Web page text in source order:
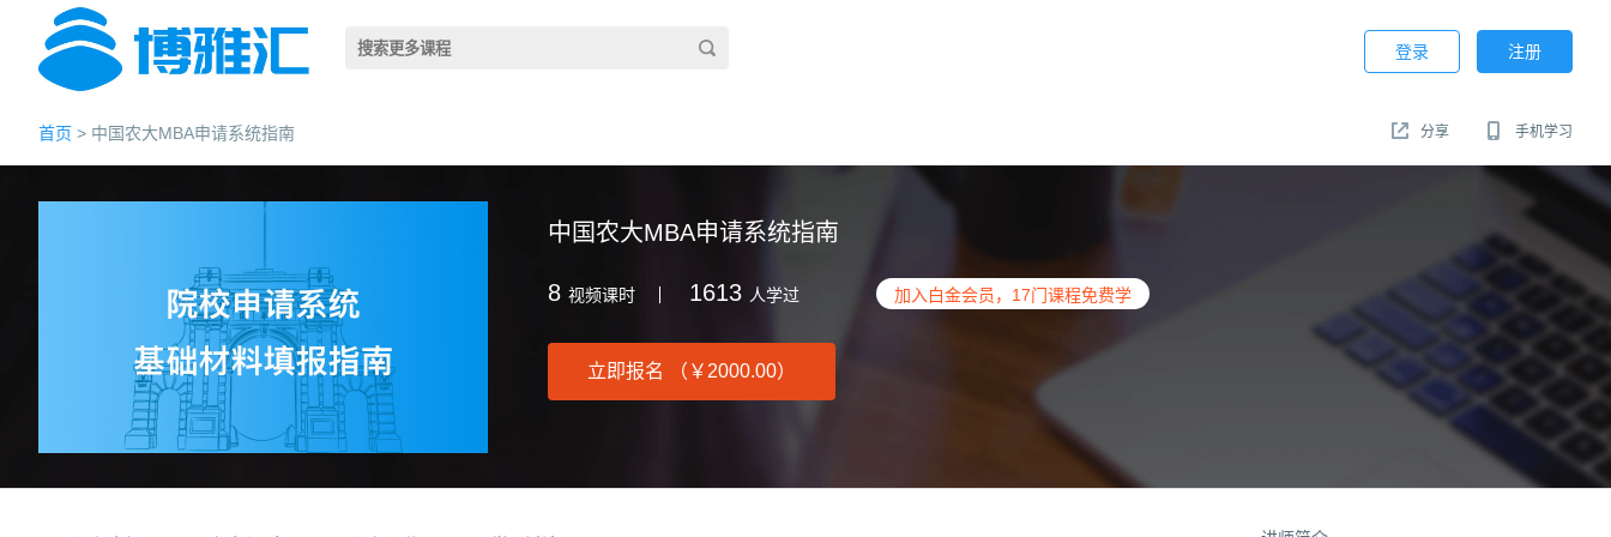
登录 注册
首页 > 中国农大MBA申请系统指南 分享 手机学习
中国农大MBA申请系统指南
8 视频课时 1613 人学过 加入白金会员， 17门课程免费学
立即报名 （￥2000.00）